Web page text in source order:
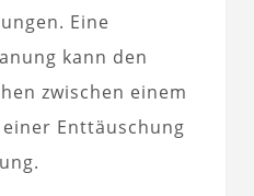
Eine
kann den
zwischen einem
Enttäuschung